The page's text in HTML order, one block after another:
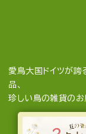
愛鳥大国ドイツが誇
品、
珍しい鳥の雑貨のお